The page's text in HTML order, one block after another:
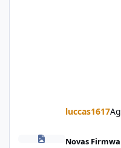
luccas1617
Firmware Jovi Y19s
Novas